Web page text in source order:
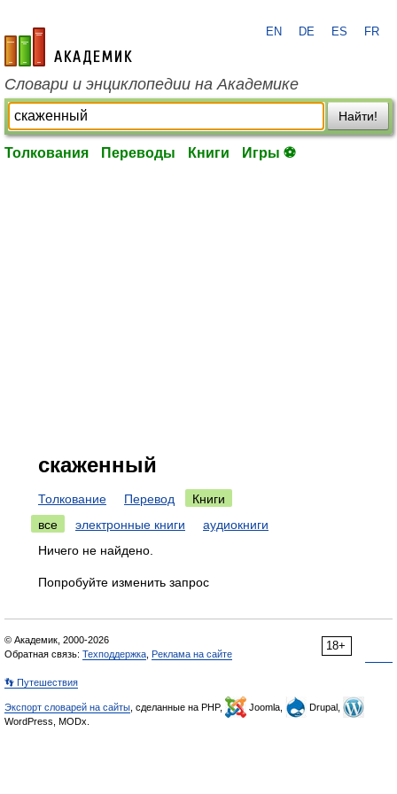
academic.ru
EN DE ES FR
Словари и энциклопедии на Академике
Найти!
Толкования Переводы Книги Игры ⚽
скаженный
Толкование Перевод
Книги
все
электронные книги
аудиокниги
Ничего не найдено.
Попробуйте изменить запрос
18+
© Академик, 2000-2026
Обратная связь: Техподдержка Реклама на сайте
👣 Путешествия
Экспорт словарей на сайты , сделанные на PHP, Joomla,
Drupal,
WordPress, MODx.